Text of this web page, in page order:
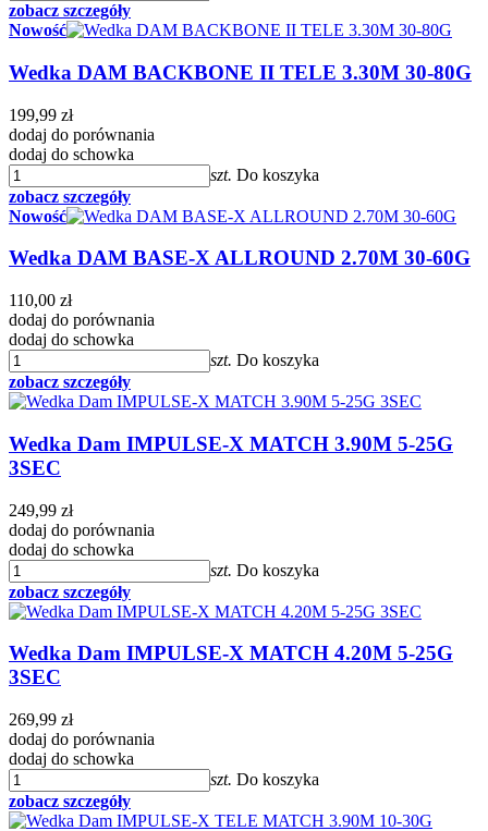
zobacz szczegóły
Nowość
Wedka DAM BACKBONE II TELE 3.30M 30-80G
199,99 zł
dodaj do porównania
dodaj do schowka
szt. Do koszyka
zobacz szczegóły
Nowość
Wedka DAM BASE-X ALLROUND 2.70M 30-60G
110,00 zł
dodaj do porównania
dodaj do schowka
szt. Do koszyka
zobacz szczegóły
Wedka Dam IMPULSE-X MATCH 3.90M 5-25G
3SEC
249,99 zł
dodaj do porównania
dodaj do schowka
szt. Do koszyka
zobacz szczegóły
Wedka Dam IMPULSE-X MATCH 4.20M 5-25G
3SEC
269,99 zł
dodaj do porównania
dodaj do schowka
szt. Do koszyka
zobacz szczegóły